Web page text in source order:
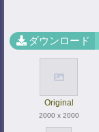
ダウンロード
Original
2000 x 2000